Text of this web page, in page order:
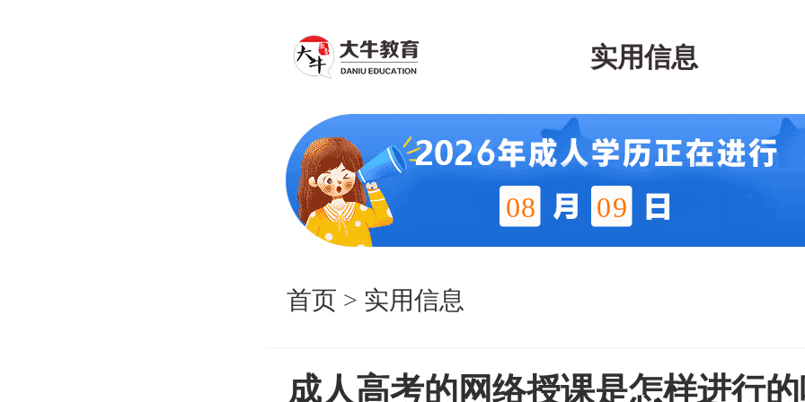
实用信息
08 09
首页 > 实用信息
成人高考的网络授课是怎样进行